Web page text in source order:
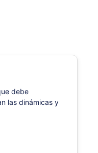
debe
las dinámicas y